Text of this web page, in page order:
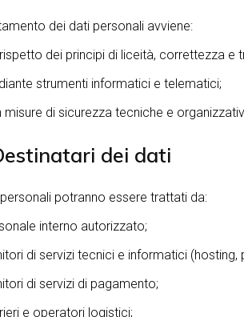
dei dati personali avviene:
dei principi di liceità, correttezza e
strumenti informatici e telematici;
misure di sicurezza tecniche e
dei dati
potranno essere trattati da:
interno autorizzato;
di servizi tecnici e informatici
di servizi di pagamento;
e operatori logistici;